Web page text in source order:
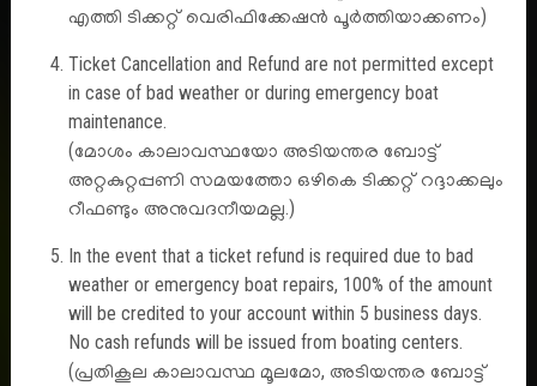
എത്തി ടിക്കറ്റ് വെരിഫിക്കേഷൻ പൂർത്തിയാക്കണം)
Ticket Cancellation and Refund are not permitted except
in case of bad weather or during emergency boat
maintenance.
(മോശം കാലാവസ്ഥയോ അടിയന്തര ബോട്ട്
അറ്റകുറ്റപ്പണി സമയത്തോ ഒഴികെ ടിക്കറ്റ് റദ്ദാക്കലും
റീഫണ്ടും അനുവദനീയമല്ല.)
In the event that a ticket refund is required due to bad
weather or emergency boat repairs, 100% of the amount
will be credited to your account within 5 business days.
No cash refunds will be issued from boating centers.
(പ്രതികൂല കാലാവസ്ഥ മൂലമോ, അടിയന്തര ബോട്ട്
0471 2553640/ 2514209
khtc.kseb@gmail.com
Quick Links
Governing Body
Where To Go
Tenders
Other Links